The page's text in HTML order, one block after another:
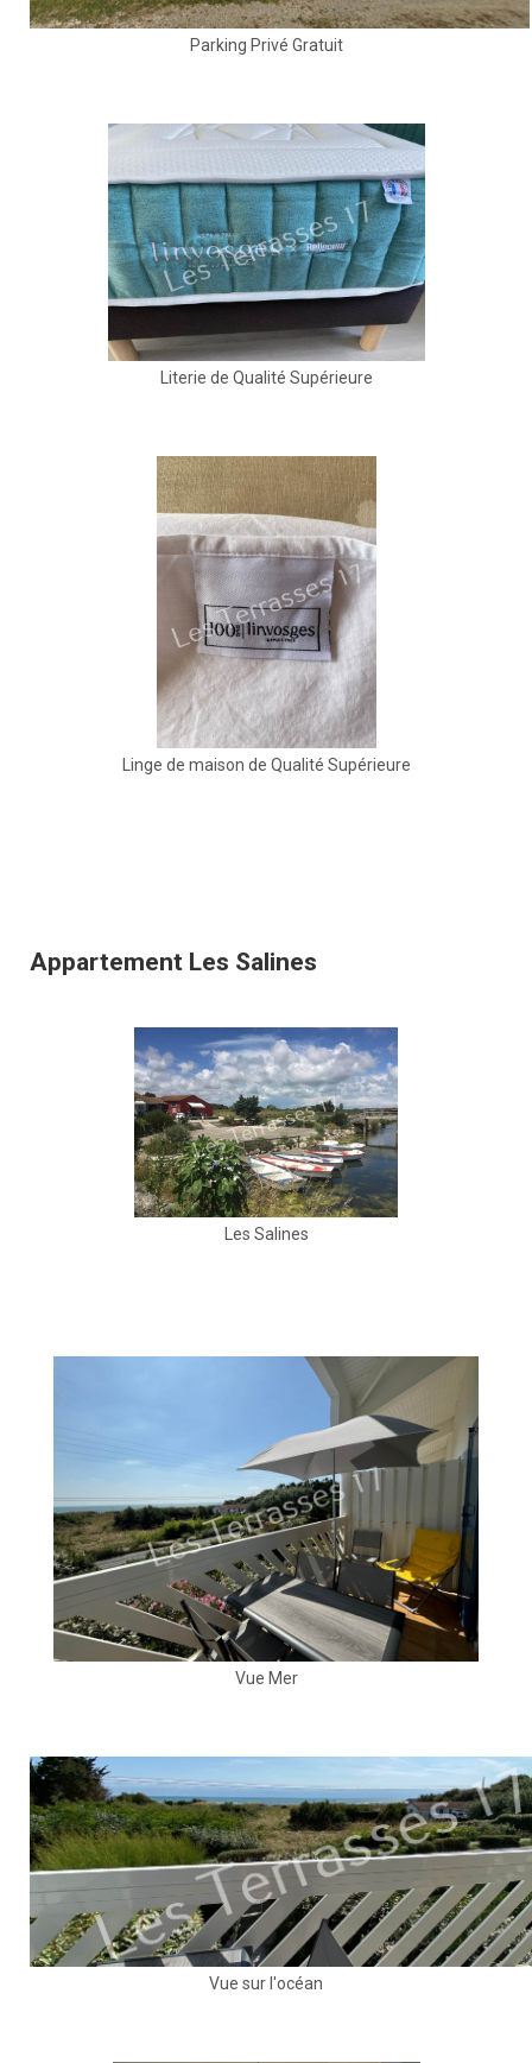
Parking Privé Gratuit
Literie de Qualité Supérieure
Linge de maison de Qualité Supérieure
Appartement Les Salines
Les Salines
Vue Mer
Vue sur l'océan